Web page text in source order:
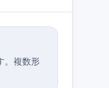
。複数形